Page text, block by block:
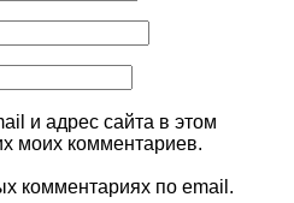
и адрес сайта в этом
моих комментариев.
комментариях по email.